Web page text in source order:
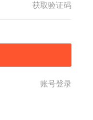
获取验证码
账号登录